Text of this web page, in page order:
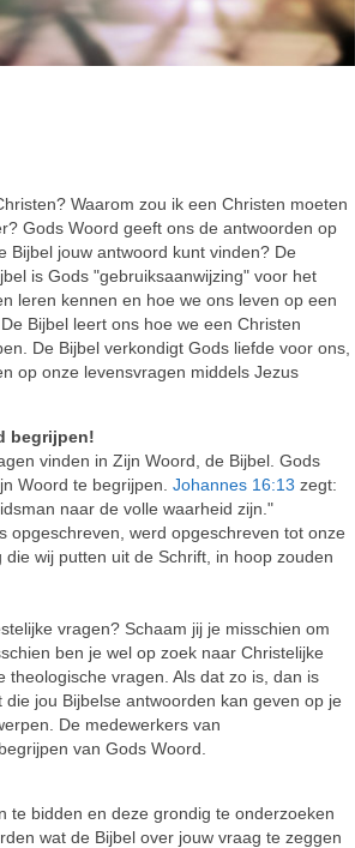
Waarom zou ik een Christen moeten
Gods Woord geeft ons de antwoorden op
Bijbel jouw antwoord kunt vinden? De
is Gods "gebruiksaanwijzing" voor het
leren kennen en hoe we ons leven op een
Bijbel leert ons hoe we een Christen
De Bijbel verkondigt Gods liefde voor ons,
op onze levensvragen middels Jezus
begrijpen!
vinden in Zijn Woord, de Bijbel. Gods
Woord te begrijpen. Johannes 16:13 zegt:
naar de volle waarheid zijn."
opgeschreven, werd opgeschreven tot onze
wij putten uit de Schrift, in hoop zouden
vragen? Schaam jij je misschien om
ben je wel op zoek naar Christelijke
vragen. Als dat zo is, dan is
jou Bijbelse antwoorden kan geven op je
De medewerkers van
van Gods Woord.
te bidden en deze grondig te onderzoeken
wat de Bijbel over jouw vraag te zeggen